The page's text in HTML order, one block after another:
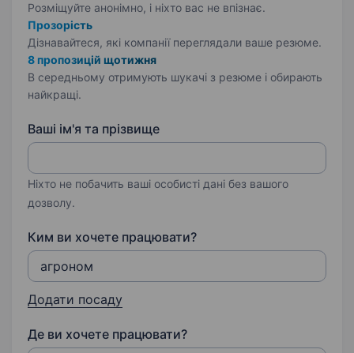
Розміщуйте анонімно, і ніхто вас не впізнає.
Прозорість
Дізнавайтеся, які компанії переглядали ваше резюме.
8 пропозицій щотижня
В середньому отримують шукачі з резюме і обирають
найкращі.
Ваші ім'я та прізвище
Ніхто не побачить ваші особисті дані без вашого
дозволу.
Ким ви хочете працювати?
Додати посаду
Де ви хочете працювати?